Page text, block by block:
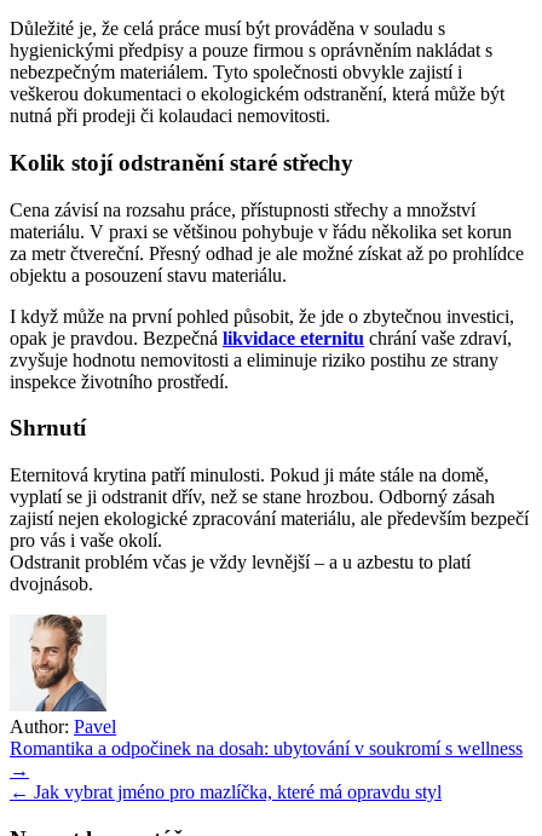
Důležité je, že celá práce musí být prováděna v souladu s
hygienickými předpisy a pouze firmou s oprávněním nakládat s
nebezpečným materiálem. Tyto společnosti obvykle zajistí i
veškerou dokumentaci o ekologickém odstranění, která může být
nutná při prodeji či kolaudaci nemovitosti.
Kolik stojí odstranění staré střechy
Cena závisí na rozsahu práce, přístupnosti střechy a množství
materiálu. V praxi se většinou pohybuje v řádu několika set korun
za metr čtvereční. Přesný odhad je ale možné získat až po prohlídce
objektu a posouzení stavu materiálu.
I když může na první pohled působit, že jde o zbytečnou investici,
opak je pravdou. Bezpečná likvidace eternitu chrání vaše zdraví,
zvyšuje hodnotu nemovitosti a eliminuje riziko postihu ze strany
inspekce životního prostředí.
Shrnutí
Eternitová krytina patří minulosti. Pokud ji máte stále na domě,
vyplatí se ji odstranit dřív, než se stane hrozbou. Odborný zásah
zajistí nejen ekologické zpracování materiálu, ale především bezpečí
pro vás i vaše okolí.
Odstranit problém včas je vždy levnější – a u azbestu to platí
dvojnásob.
Author: Pavel
Navigace
pro
Romantika a odpočinek na dosah: ubytování v soukromí s wellness
→
← Jak vybrat jméno pro mazlíčka, které má opravdu styl